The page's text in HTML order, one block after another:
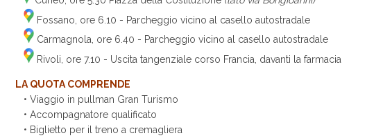
Fossano, ore 6.10 - Parcheggio vicino al casello autostradale
Carmagnola, ore 6.40 - Parcheggio vicino al casello autostradale
Rivoli, ore 7.10 - Uscita tangenziale corso Francia, davanti la farmacia
LA QUOTA COMPRENDE
• Viaggio in pullman Gran Turismo
• Accompagnatore qualificato
• Biglietto per il treno a cremagliera